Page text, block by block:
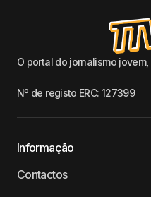
O portal do jornalismo
Nº de registo ERC: 127399
Informação
Contactos